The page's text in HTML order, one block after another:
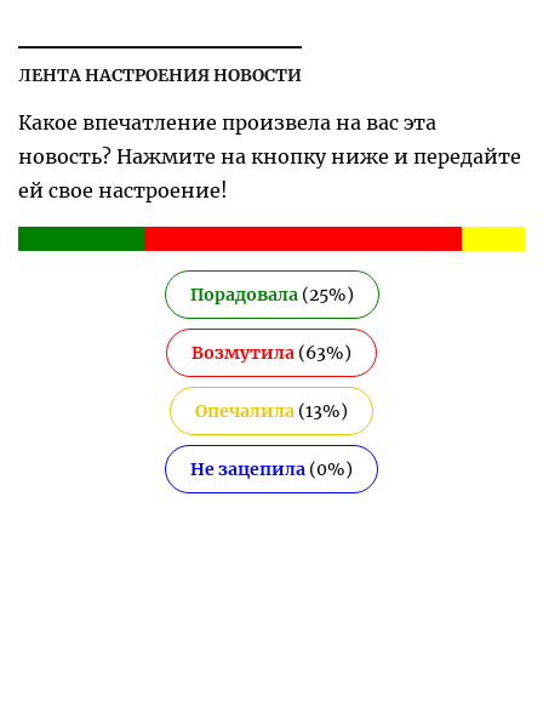
ЛЕНТА НАСТРОЕНИЯ НОВОСТИ
Какое впечатление произвела на вас эта
новость? Нажмите на кнопку ниже и передайте
ей свое настроение!
Порадовала(25%)
Возмутила (63%)
Опечалила (13%)
Не зацепила (0%)